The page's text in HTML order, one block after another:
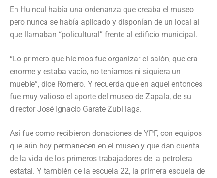
En Huincul había una ordenanza que creaba el museo
pero nunca se había aplicado y disponían de un local al
que llamaban “policultural” frente al edificio municipal.
“Lo primero que hicimos fue organizar el salón, que era
enorme y estaba vacío, no teníamos ni siquiera un
mueble”, dice Romero. Y recuerda que en aquel entonces
fue muy valioso el aporte del museo de Zapala, de su
director José Ignacio Garate Zubillaga.
Así fue como recibieron donaciones de YPF, con equipos
que aún hoy permanecen en el museo y que dan cuenta
de la vida de los primeros trabajadores de la petrolera
estatal. Y también de la escuela 22, la primera escuela de